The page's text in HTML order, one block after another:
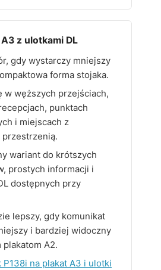
z ulotkami DL
gdy wystarczy mniejszy
forma stojaka.
w węższych przejściach,
punktach
i miejscach z
wariant do krótszych
prostych informacji i
dostępnych przy
lepszy, gdy komunikat
i bardziej widoczny
A2.
P138i na plakat A3 i ulotki